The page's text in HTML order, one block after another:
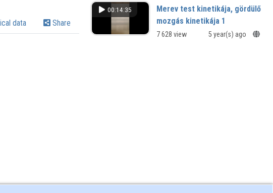
data Share
00:14:35
Merev test kinetikája, gördülő
mozgás kinetikája 1
7 628 view 5 year(s) ago